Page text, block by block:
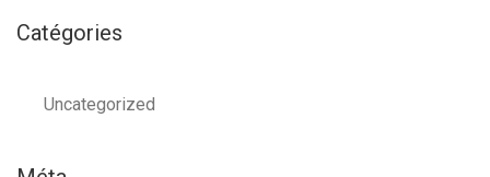
Catégories
Uncategorized